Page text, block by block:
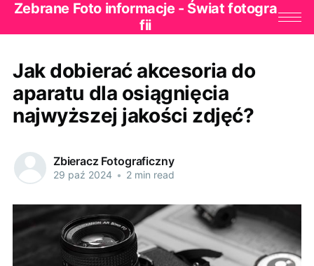
Zebrane Foto informacje - Świat fotogra
fii
Jak dobierać akcesoria do
aparatu dla osiągnięcia
najwyższej jakości zdjęć?
Zbieracz Fotograficzny
29 paź 2024 • 2 min read